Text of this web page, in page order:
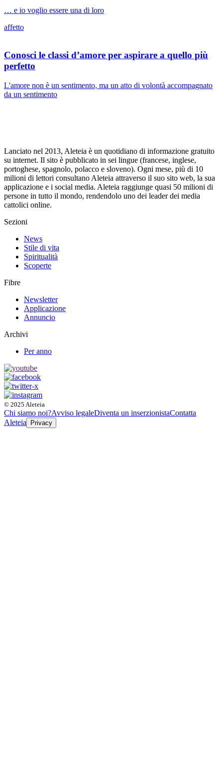
… e io voglio essere una di loro
affetto
Conosci le classi d’amore per aspirare a quello più
perfetto
L'amore non è un sentimento, ma un atto di volontà accompagnato
da un sentimento
Lanciato nel 2013, Aleteia è un quotidiano di informazione gratuito
su internet. Il sito è pubblicato in sei lingue (francese, inglese,
portoghese, spagnolo, polacco e sloveno). Ogni mese, più di 10
milioni di lettori consultano Aleteia attraverso il suo sito web, la sua
applicazione e i social media. Aleteia raggiunge quasi 50 milioni di
persone in tutto il mondo, rendendolo uno dei leader dei media
cattolici online.
Sezioni
News
Stile di vita
Spiritualità
Scoperte
Fibre
Newsletter
Applicazione
Annuncio
Archivi
Per anno
© 2025 Aleteia
Chi siamo noi?Avviso legaleDiventa un inserzionistaContatta
Aleteia
Privacy